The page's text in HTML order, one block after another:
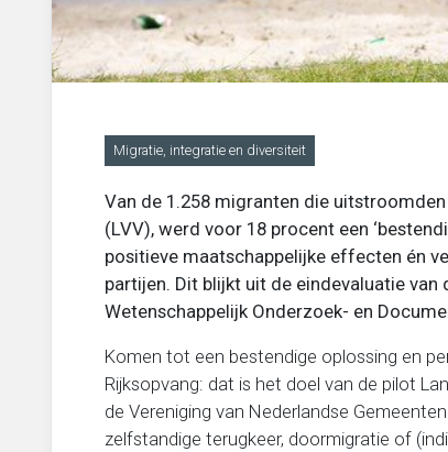
Veiligheid en recht
Migratie, integratie en diversiteit
Van de 1.258 migranten die
(LVV), werd voor 18 procent een
positieve maatschappelijke effecten én
partijen. Dit blijkt uit de eindevaluatie
Wetenschappelijk Onderzoek- en
Komen tot een bestendige oplossing en
Rijksopvang: dat is het doel van de pilot
de Vereniging van Nederlandse
zelfstandige terugkeer, doormigratie of